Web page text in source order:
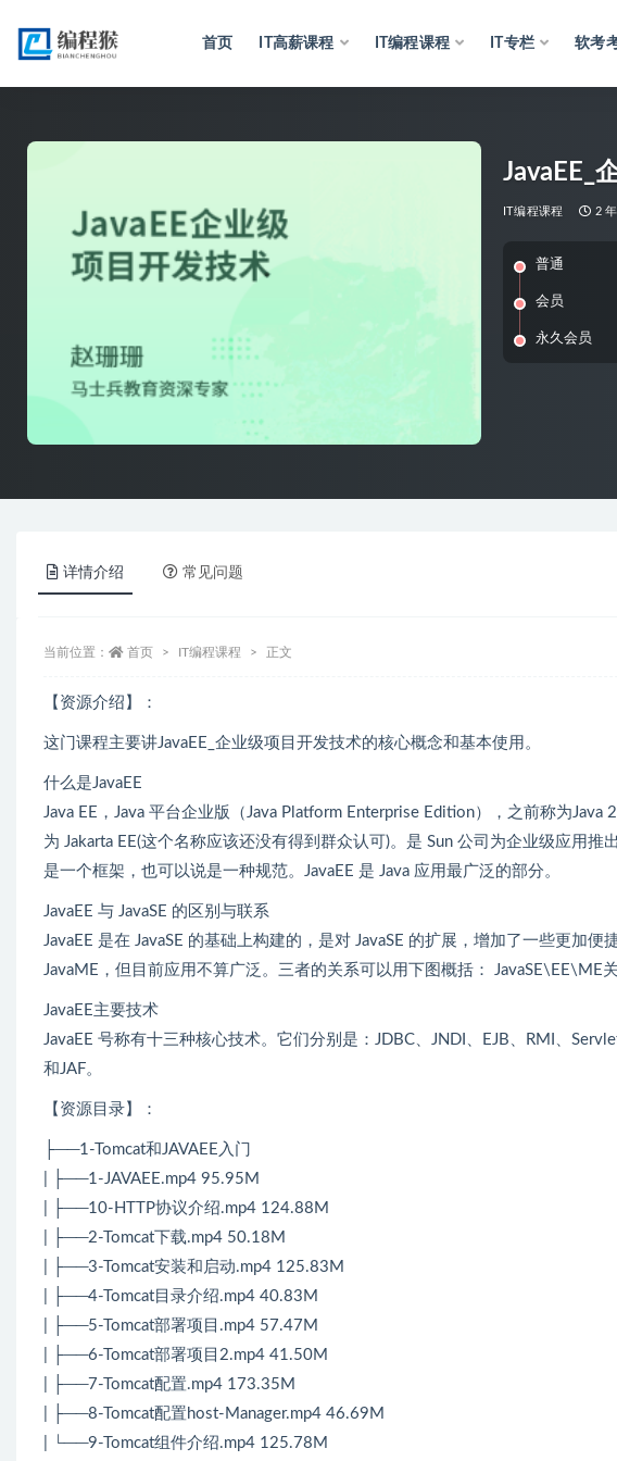
首页 IT高薪课程 IT编程课程 IT专栏 软考
JavaEE_
IT编程课程 2
普通
会员
永久会员
详情介绍 常见问题
当前位置： 首页 IT编程课程 正文
【资源介绍】：
这门课程主要讲JavaEE_企业级项目开发技术的核心概念和基本使用。
什么是JavaEE
Java EE，Java 平台企业版（Java Platform Enterprise Edition），之前称为
为 Jakarta EE(这个名称应该还没有得到群众认可)。是 Sun 公司为企业级应用
是一个框架，也可以说是一种规范。JavaEE 是 Java 应用最广泛的部分。
JavaEE 与 JavaSE 的区别与联系
JavaEE 是在 JavaSE 的基础上构建的，是对 JavaSE 的扩展，增加了一些更加
JavaME，但目前应用不算广泛。三者的关系可以用下图概括： JavaSE\EE\ME
JavaEE主要技术
JavaEE 号称有十三种核心技术。它们分别是：JDBC、JNDI、EJB、RMI、
和JAF。
【资源目录】：
├──1-Tomcat和JAVAEE入门
| ├──1-JAVAEE.mp4 95.95M
| ├──10-HTTP协议介绍.mp4 124.88M
| ├──2-Tomcat下载.mp4 50.18M
| ├──3-Tomcat安装和启动.mp4 125.83M
| ├──4-Tomcat目录介绍.mp4 40.83M
| ├──5-Tomcat部署项目.mp4 57.47M
| ├──6-Tomcat部署项目2.mp4 41.50M
| ├──7-Tomcat配置.mp4 173.35M
| ├──8-Tomcat配置host-Manager.mp4 46.69M
| └──9-Tomcat组件介绍.mp4 125.78M